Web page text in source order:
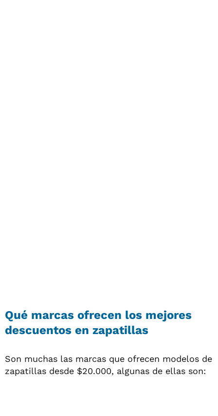
Qué marcas ofrecen los mejores
descuentos en zapatillas
Son muchas las marcas que ofrecen modelos de
zapatillas desde $20.000, algunas de ellas son: